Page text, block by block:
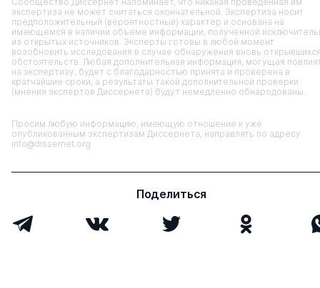
экспертиза не может считаться окончательной. Экспертиза носит
предположительный (вероятностный) характер и основана на
имеющемся в наличии объеме информации, полученной
из открытых источников. Эксперты готовы в любой момент
возобновить исследования в случае обнаружения вновь
обстоятельств. Любая дополнительная информация, могущая
на экспертизу, будет с благодарностью принята и проверена в
кратчайшие сроки, а результаты такой дополнительной проверки
(мнения экспертов Диссернета) будут немедленно обнародованы.
Просим любую информацию, имеющую отношение к уже
опубликованным экспертизам Диссернета, направлять по адресу
info@dissernet.org
Поделиться